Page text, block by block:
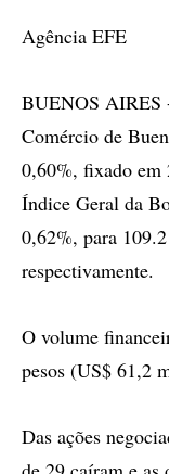
Agência EFE
BUENOS AIRES
Comércio de
0,60%, fixado em
Índice Geral da
0,62%, para
respectivamente.
O volume
pesos (US$ 61,2
Das ações